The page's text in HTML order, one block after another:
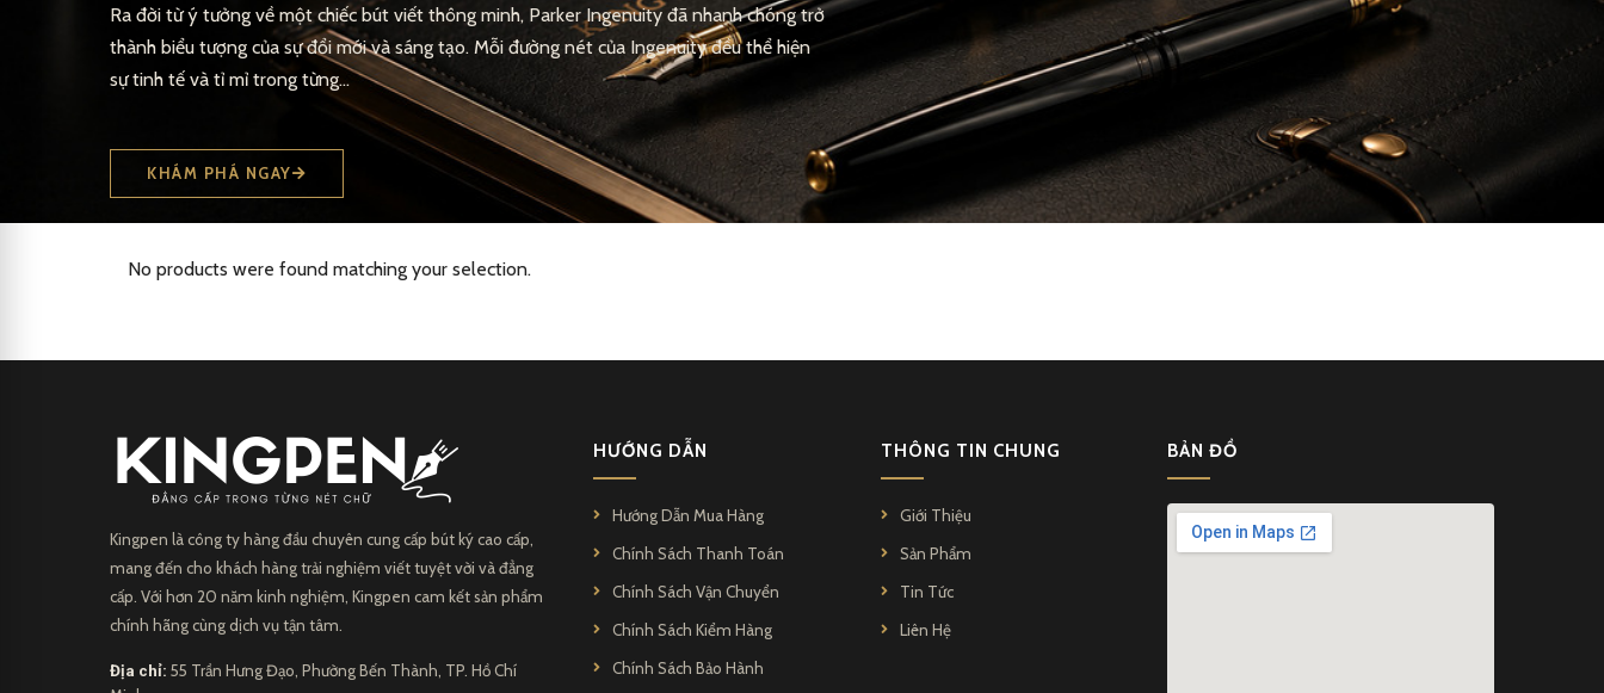
Ra đời từ ý tưởng về một chiếc bút viết thông minh, Parker Ingenuity đã nhanh chóng trở
thành biểu tượng của sự đổi mới và sáng tạo. Mỗi đường nét của Ingenuity đều thể hiện
sự tinh tế và tỉ mỉ trong từng…
KHÁM PHÁ NGAY
No products were found matching your selection.
Kingpen là công ty hàng đầu chuyên cung cấp bút ký cao cấp,
mang đến cho khách hàng trải nghiệm viết tuyệt vời và đẳng
cấp. Với hơn 20 năm kinh nghiệm, Kingpen cam kết sản phẩm
chính hãng cùng dịch vụ tận tâm.
Địa chỉ: 55 Trần Hưng Đạo, Phường Bến Thành, TP. Hồ Chí
HƯỚNG DẪN
Hướng Dẫn Mua Hàng
Chính Sách Thanh Toán
Chính Sách Vận Chuyển
Chính Sách Kiểm Hàng
Chính Sách Bảo Hành
THÔNG TIN CHUNG
Giới Thiệu
Sản Phẩm
Tin Tức
Liên Hệ
BẢN ĐỒ